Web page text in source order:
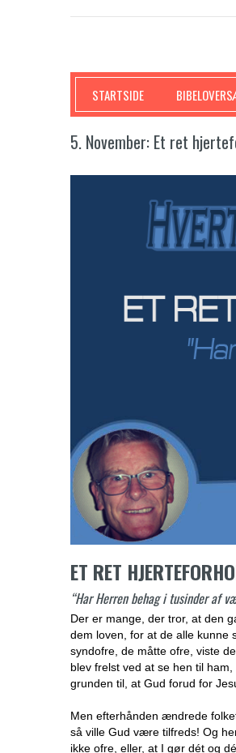
SKRIFTEN
STARTSIDE
5. November: Et ret
ET RET
“Har Herren behag i tusinder af
Der er mange, der tror, at den
dem loven, for at de alle kunne
syndofre, de måtte ofre, viste
blev frelst ved at se hen til
grunden til, at Gud forud for
Men efterhånden ændrede
så ville Gud være tilfreds! Og
ikke ofre, eller, at I gør dét og